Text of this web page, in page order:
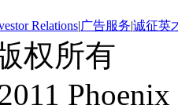
Relations|广告服务|诚征英
权所有